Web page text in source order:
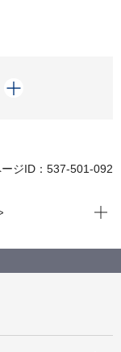
ジID：537-501-092
ついて
ついて
現在